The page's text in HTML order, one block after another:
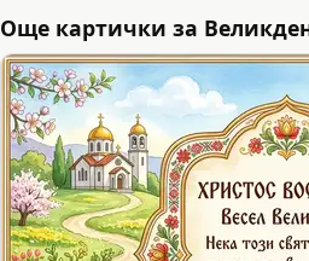
Още картички за